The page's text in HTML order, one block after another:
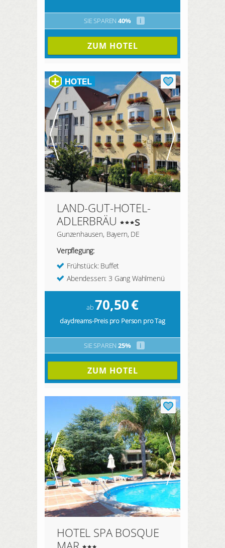
SIE SPAREN 40% i
ZUM HOTEL
LAND-GUT-HOTEL-
ADLERBRÄU
s
Gunzenhausen, Bayern, DE
Verpflegung:
Frühstück: Buffet
Abendessen: 3 Gang Wahlmenü
ab70,50€
daydreams-Preis pro Person pro Tag
SIE SPAREN 25% i
ZUM HOTEL
HOTEL SPA BOSQUE